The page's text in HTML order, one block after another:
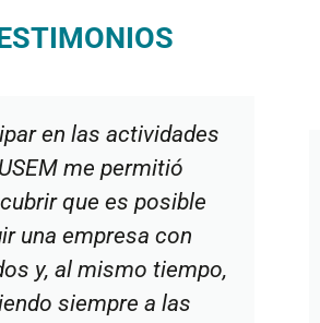
en las actividades
me permitió
que es posible
una empresa con
y, al mismo tiempo,
siempre a las